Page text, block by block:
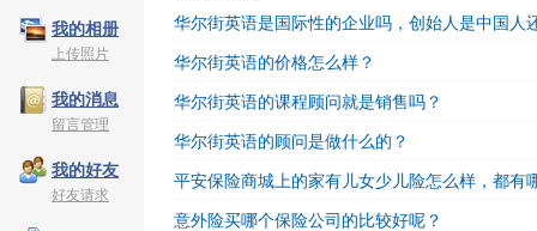
我的相册
上传照片
我的消息
留言管理
我的好友
好友请求
华尔街英语是国际性的企业吗，创始人是中国人
华尔街英语的价格怎么样？
华尔街英语的课程顾问就是销售吗？
华尔街英语的顾问是做什么的？
平安保险商城上的家有儿女少儿险怎么样，都有
意外险买哪个保险公司的比较好呢？